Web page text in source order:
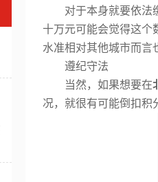
对于本身就要依法
十万元可能会觉得这个
水准相对其他城市而言
遵纪守法
当然，如果想要在
况，就很有可能倒扣积